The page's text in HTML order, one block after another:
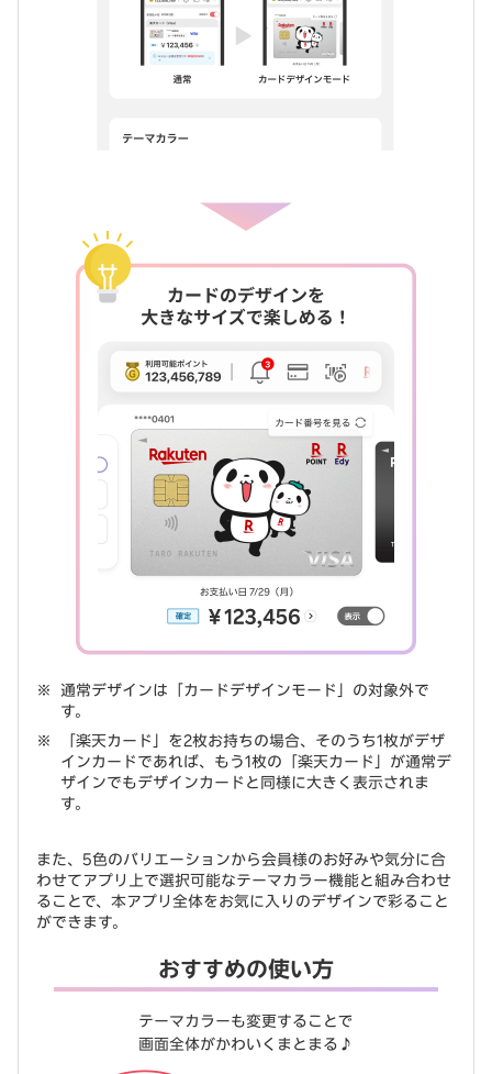
通常デザインは「カードデザインモード」の対象外で
す。
「楽天カード」を2枚お持ちの場合、そのうち1枚がデザ
インカードであれば、もう1枚の「楽天カード」が通常デ
ザインでもデザインカードと同様に大きく表示されま
す。
また、5色のバリエーションから会員様のお好みや気分に合
わせてアプリ上で選択可能なテーマカラー機能と組み合わせ
ることで、本アプリ全体をお気に入りのデザインで彩ること
ができます。